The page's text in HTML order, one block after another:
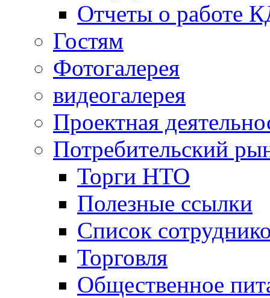
Отчеты о работе
Гостям
Фотогалерея
видеогалерея
Проектная
Потребительский
Торги НТО
Полезные ссылки
Список
Торговля
Общественное